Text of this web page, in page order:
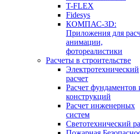
T-FLEX
Fidesys
КОМПАС-3D:
Приложения для
анимации,
фотореалистики
Расчеты в строительстве
Электротехнический
расчет
Расчет фундаментов
конструкций
Расчет инженерных
систем
Светотехнический